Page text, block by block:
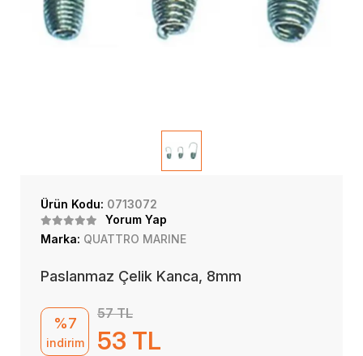
Ürün Kodu: 0713072
Yorum Yap
Marka: QUATTRO MARINE
Paslanmaz Çelik Kanca, 8mm
%7
indirim
57 TL
53 TL